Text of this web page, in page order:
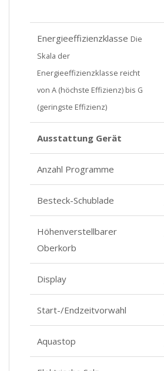
Energieeffizienzklasse Die
Skala der
Energieeffizienzklasse reicht
von A (höchste Effizienz) bis G
(geringste Effizienz)
Ausstattung Gerät
Anzahl Programme
Besteck-Schublade
Höhenverstellbarer
Oberkorb
Display
Start-/Endzeitvorwahl
Aquastop